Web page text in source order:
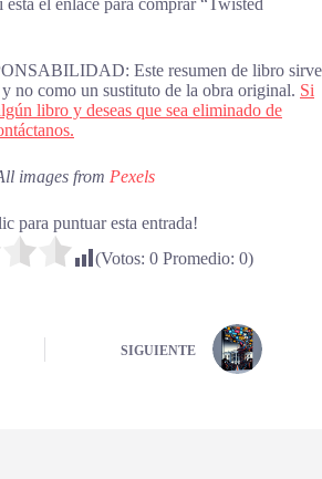
el enlace para comprar “Twisted
Este resumen de libro sirve
no como un sustituto de la obra original. Si
libro y deseas que sea eliminado de
images from Pexels
para puntuar esta entrada!
(Votos: 0Promedio: 0)
SIGUIENTE